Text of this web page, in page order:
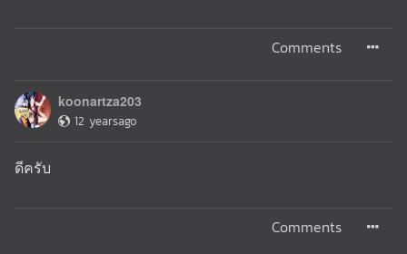
Comments
koonartza203
12 yearsago
ดีครับ
Comments